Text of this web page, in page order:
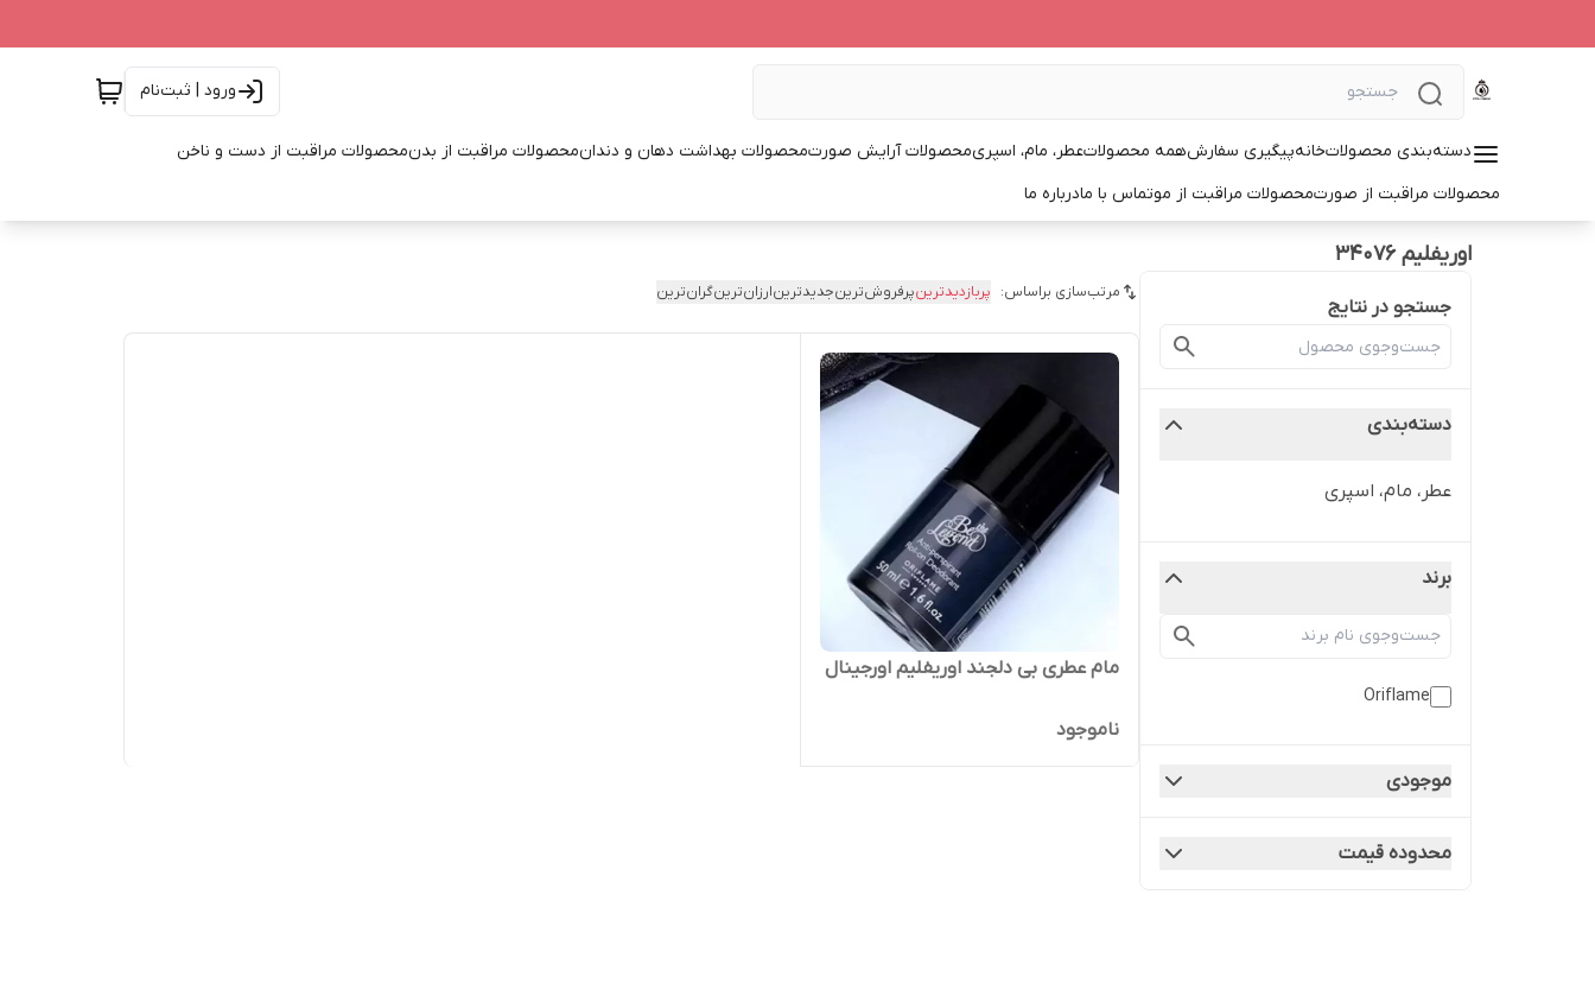
ورود | ثبت‌نام
دسته‌بندی محصولاتخانهپیگیری سفارشهمه محصولاتعطر، مام، اسپریمحصولات آرایش صورتمحصولات بهداشت دهان و دندانمحصولات مراقبت از بدنمحصولات مراقبت از دست و ناخن
محصولات مراقبت از صورتمحصولات مراقبت از موتماس با مادرباره ما
اوریفلیم 34076
جستجو در نتایج
دسته‌بندی
عطر، مام، اسپری
برند
Oriflame
موجودی
محدوده قیمت
مرتب‌سازی براساس: پربازدیدترینپرفروش‌ترینجدیدترینارزان‌ترینگران‌ترین
مام عطری بی دلجند اوریفلیم اورجینال
ناموجود